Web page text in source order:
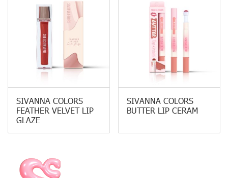
SIVANNA COLORS
FEATHER VELVET LIP
GLAZE
SIVANNA COLORS
BUTTER LIP CERAM